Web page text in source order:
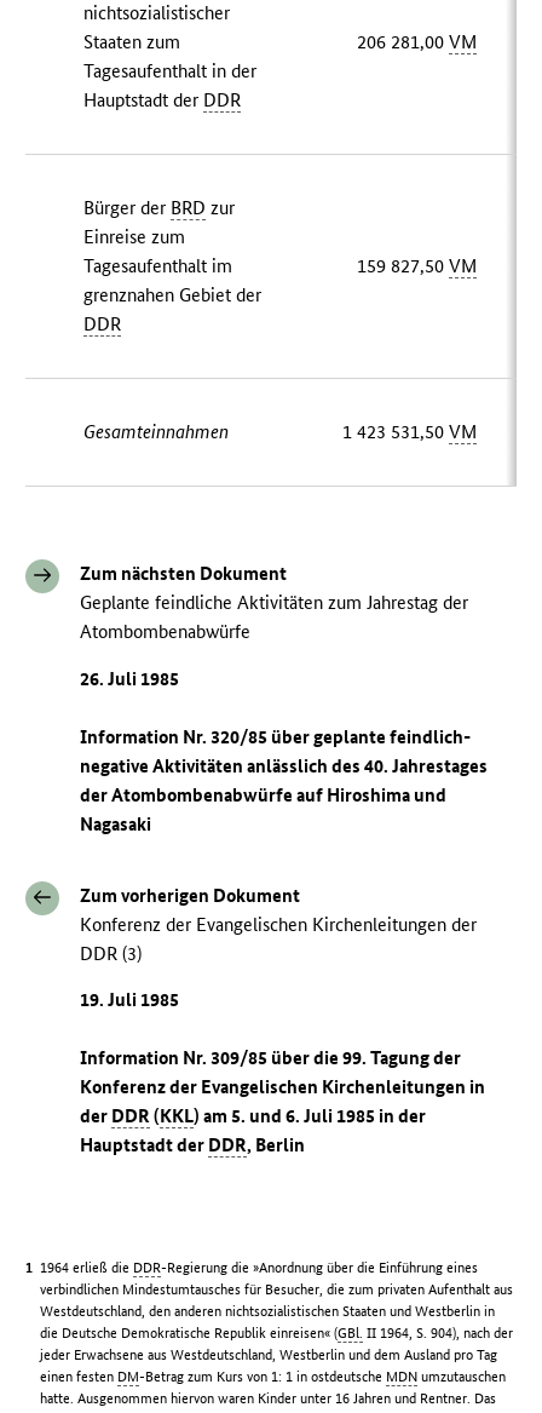
nichtsozialistischer
Staaten zum
Tagesaufenthalt in der
Hauptstadt der DDR
206 281,00VM
Bürger der BRD zur
Einreise zum
Tagesaufenthalt im
grenznahen Gebiet der
DDR
159 827,50VM
Gesamteinnahmen 1 423 531,50VM
Zum nächsten Dokument
Geplante feindliche Aktivitäten zum Jahrestag der
Atombombenabwürfe
26. Juli 1985
Information Nr. 320/85 über geplante feindlich-
negative Aktivitäten anlässlich des 40. Jahrestages
der Atombombenabwürfe auf Hiroshima und
Nagasaki
Zum vorherigen Dokument
Konferenz der Evangelischen Kirchenleitungen der
DDR (3)
19. Juli 1985
Information Nr. 309/85 über die 99. Tagung der
Konferenz der Evangelischen Kirchenleitungen in
der DDR(KKL) am 5. und 6. Juli 1985 in der
Hauptstadt der DDR, Berlin
1964 erließ die DDR-Regierung die »Anordnung über die Einführung eines
verbindlichen Mindestumtausches für Besucher, die zum privaten Aufenthalt aus
Westdeutschland, den anderen nichtsozialistischen Staaten und Westberlin in
die Deutsche Demokratische Republik einreisen« (GBl. II 1964, S. 904), nach der
jeder Erwachsene aus Westdeutschland, Westberlin und dem Ausland pro Tag
einen festen DM-Betrag zum Kurs von 1: 1 in ostdeutsche MDN umzutauschen
hatte. Ausgenommen hiervon waren Kinder unter 16 Jahren und Rentner. Das